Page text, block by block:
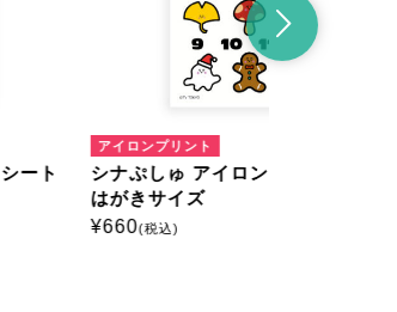
しゅ アイロンプリントシート